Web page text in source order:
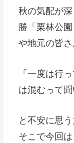
秋の気配が
勝「栗林公
や地元の皆さ
「一度は行
は混むって聞
と不安に思
そこで今回